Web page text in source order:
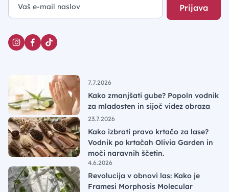
Prijava
7.7.2026
Kako zmanjšati gube? Popoln vodnik
za mladosten in sijoč videz obraza
23.7.2026
Kako izbrati pravo krtačo za lase?
Vodnik po krtačah Olivia Garden in
moči naravnih ščetin.
4.6.2026
Revolucija v obnovi las: Kako je
Framesi Morphosis Molecular